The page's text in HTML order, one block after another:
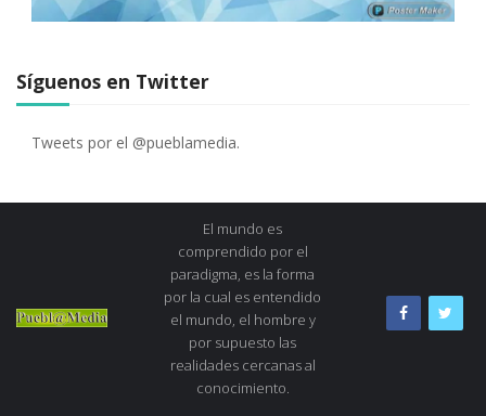
Síguenos en Twitter
Tweets por el @pueblamedia.
El mundo es
comprendido por el
paradigma, es la forma
por la cual es entendido
el mundo, el hombre y
por supuesto las
realidades cercanas al
conocimiento.